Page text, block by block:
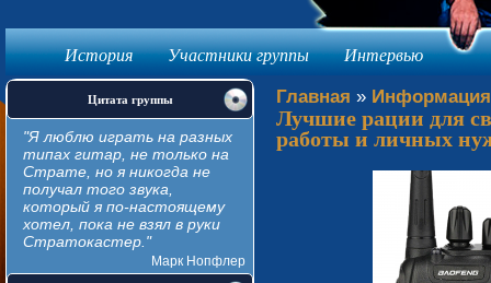
История Участники группы
Интервью
knijki-avtomat
Цитата группы
"Я люблю играть на разных
типах гитар, не только на
Страте, но я никогда не
получал того звука,
который я по-настоящему
хотел, пока не взял в руки
Стратокастер."
Марк Нопфлер
Главная » Информация
Лучшие рации для
работы и личных